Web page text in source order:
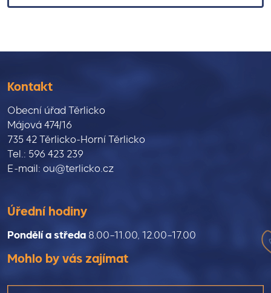
Kontakt
Obecní úřad Těrlicko
Májová 474/16
735 42 Těrlicko-Horní Těrlicko
Tel.: 596 423 239
E-mail: ou@terlicko.cz
Úřední hodiny
Pondělí a středa 8.00–11.00, 12.00–17.00
Mohlo by vás zajímat